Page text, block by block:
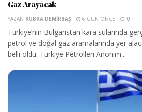
Gaz Arayacak
YAZAN KÜBRA DEMIRBAŞ 6 GÜN ÖNCE 0
Türkiye’nin Bulgaristan kara sularında
petrol ve doğal gaz aramalarında yer
belli oldu. Türkiye Petrolleri Anonim...